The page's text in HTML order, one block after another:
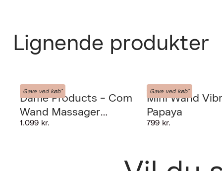
Lignende produkter
Gave ved køb*
Dame Products
Dame Products - Com
Wand Massager
Periwinkle
1.099 kr.
Gave ved køb*
Dame Products
Mini Wand
Papaya
799 kr.
Fri
GIV OS LOV